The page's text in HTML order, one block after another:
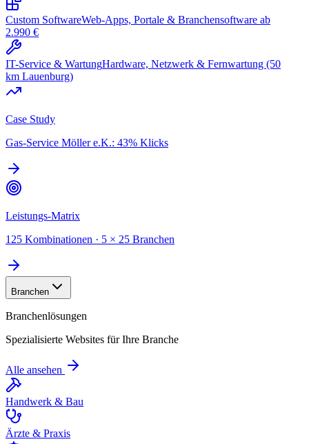
Custom SoftwareWeb-Apps, Portale & Branchensoftware ab
2.990 €
IT-Service & WartungHardware, Netzwerk & Fernwartung (50
km Lauenburg)
Case Study
Gas-Service Möller e.K.: 43% Klicks
Leistungs-Matrix
125 Kombinationen · 5 × 25 Branchen
Branchen
Branchenlösungen
Spezialisierte Websites für Ihre Branche
Alle ansehen
Handwerk & Bau
Ärzte & Praxis